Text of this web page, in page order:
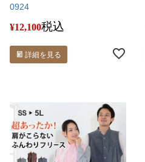
0924
¥12,100税込
詳細を見る